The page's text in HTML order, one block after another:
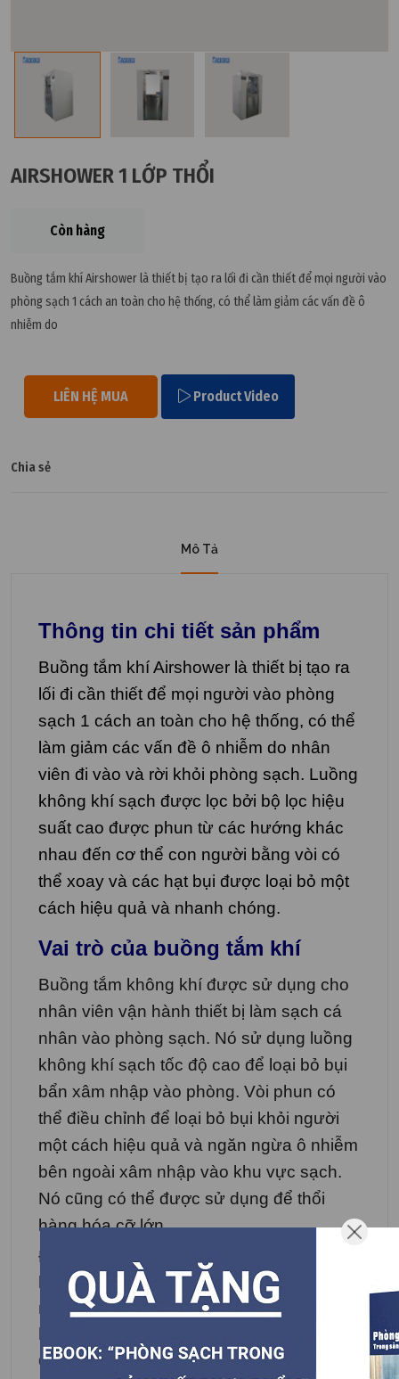
AIRSHOWER 1 LỚP THỔI
Còn hàng
Buồng tắm khí Airshower là thiết bị tạo ra lối đi cần thiết để mọi người vào
phòng sạch 1 cách an toàn cho hệ thống, có thể làm giảm các vấn đề ô
nhiễm do
LIÊN HỆ MUA Product Video
Chia sẻ
Mô Tả
Thông tin chi tiết sản phẩm
Buồng tắm khíAirshower là thiết bị tạo ra
lối đi cần thiết để mọi người vào phòng
sạch 1 cách an toàn cho hệ thống, có thể
làm giảm các vấn đề ô nhiễm do nhân
viên đi vào và rời khỏi phòng sạch. Luồng
không khí sạch được lọc bởi bộ lọc hiệu
suất cao được phun từ các hướng khác
nhau đến cơ thể con người bằng vòi có
thể xoay và các hạt bụi được loại bỏ một
cách hiệu quả và nhanh chóng.
Vai trò của buồng tắm khí
Buồng tắm không khí được sử dụng cho
nhân viên vận hành thiết bị làm sạch cá
nhân vào phòng sạch. Nó sử dụng luồng
không khí sạch tốc độ cao để loại bỏ bụi
bẩn xâm nhập vào phòng. Vòi phun có
thể điều chỉnh để loại bỏ bụi khỏi người
một cách hiệu quả và ngăn ngừa ô nhiễm
bên ngoài xâm nhập vào khu vực sạch.
Nó cũng có thể được sử dụng để thổi
hàng hóa cỡ lớn.
Để giảm một lượng lớn các hạt bụi gây ra
bởi sự ra / vào của người và hàng hóa,
những luồng khí sạch được lọc bởi bộ lọc
hiệu quả cao được phun từ mọi hướng
đến người và hàng hóa bằng vòi có thể